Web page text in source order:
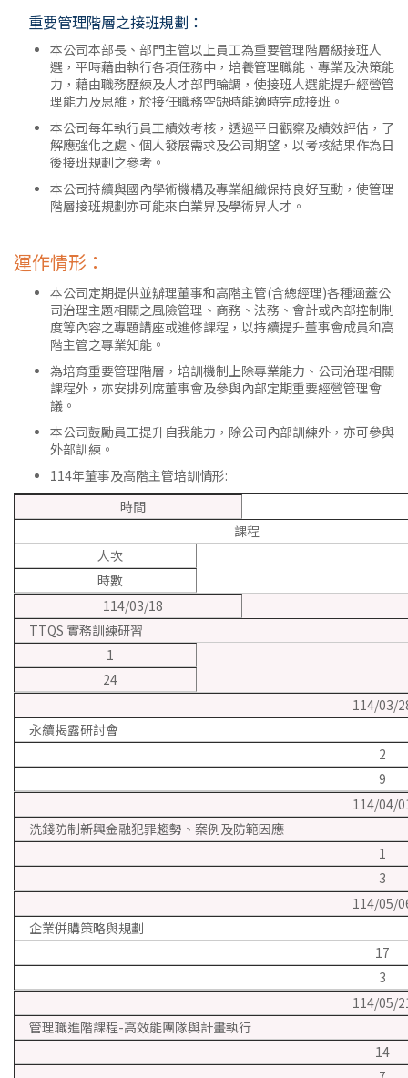
重要管理階層之接班規劃：
本公司本部長、部門主管以上員工為重要管理階層級接班人
選，平時藉由執行各項任務中，培養管理職能、專業及決策能
力，藉由職務歷練及人才部門輪調，使接班人選能提升經營管
理能力及思維，於接任職務空缺時能適時完成接班。
本公司每年執行員工績效考核，透過平日觀察及績效評估，了
解應強化之處、個人發展需求及公司期望，以考核結果作為日
後接班規劃之參考。
本公司持續與國內學術機構及專業組織保持良好互動，使管理
階層接班規劃亦可能來自業界及學術界人才。
運作情形：
本公司定期提供並辦理董事和高階主管(含總經理)各種涵蓋公
司治理主題相關之風險管理、商務、法務、會計或內部控制制
度等內容之專題講座或進修課程，以持續提升董事會成員和高
階主管之專業知能。
為培育重要管理階層，培訓機制上除專業能力、公司治理相關
課程外，亦安排列席董事會及參與內部定期重要經營管理會
議。
本公司鼓勵員工提升自我能力，除公司內部訓練外，亦可參與
外部訓練。
114年董事及高階主管培訓情形:
時間
課程
人次
時數
114/03/18
TTQS 實務訓練研習
1
24
114/03/
永續揭露研討會
2
9
114/04/
洗錢防制新興金融犯罪趨勢、案例及防範因應
1
3
114/05/
企業併購策略與規劃
17
3
114/05/
管理職進階課程-高效能團隊與計畫執行
14